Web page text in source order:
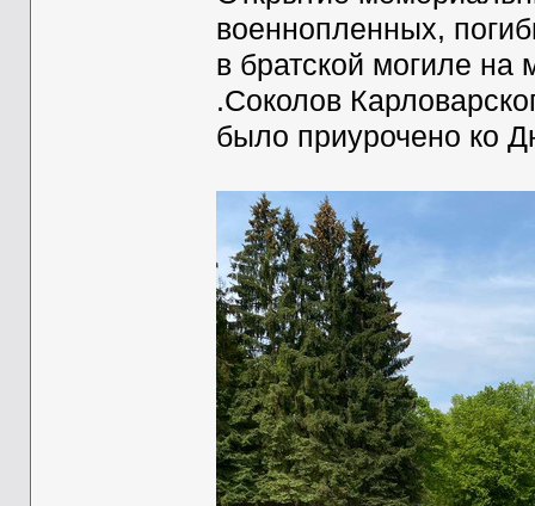
военнопленных,
в братской могиле на
.Соколов
было приурочено ко